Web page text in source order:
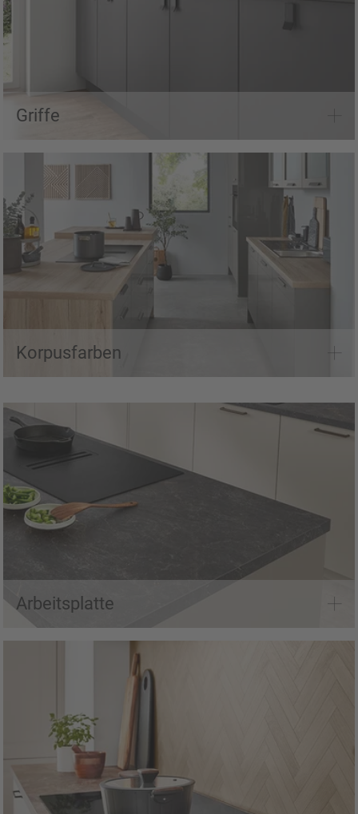
Griffe
Korpusfarben
Arbeitsplatte
Alle Arbeitsplatten auf einem Blick
Nischenverkleidungen entdecken